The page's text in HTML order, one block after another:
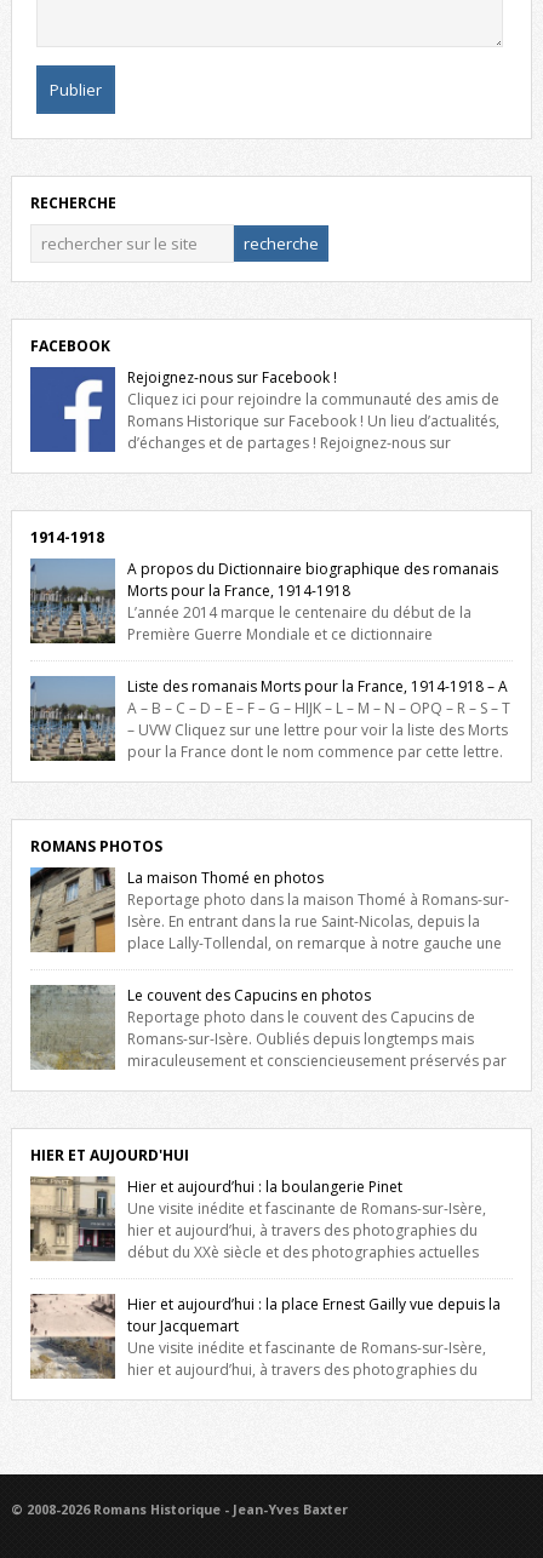
RECHERCHE
FACEBOOK
Rejoignez-nous sur Facebook !
Cliquez ici pour rejoindre la communauté des amis de
Romans Historique sur Facebook ! Un lieu d’actualités,
d’échanges et de partages ! Rejoignez-nous sur
1914-1918
A propos du Dictionnaire biographique des romanais
Morts pour la France, 1914-1918
L’année 2014 marque le centenaire du début de la
Première Guerre Mondiale et ce dictionnaire
biographique veut rendre hommage aux romanais Morts pour la
France durant ce conflit. La base de cette recherche historique est
constituée des noms gravés sur les plaques commémoratives de
l’Hôtel de Ville, du lycée du Dauphiné et du lycée Triboulet, […]
Liste des romanais Morts pour la France, 1914-1918 – A
A – B – C – D – E – F – G – HIJK – L – M – N – OPQ – R – S – T
– UVW Cliquez sur une lettre pour voir la liste des Morts
pour la France dont le nom commence par cette lettre.
ROMANS PHOTOS
La maison Thomé en photos
Reportage photo dans la maison Thomé à Romans-sur-
Isère. En entrant dans la rue Saint-Nicolas, depuis la
place Lally-Tollendal, on remarque à notre gauche une
maison construite au XVIè siècle. Les deux façades sont ornées de
fenêtres jumelles à meneaux. Entre ces deux étages, on peut voir une
niche qui contient une statue de la Vierge. […]
Le couvent des Capucins en photos
Reportage photo dans le couvent des Capucins de
Romans-sur-Isère. Oubliés depuis longtemps mais
miraculeusement et consciencieusement préservés par
l’histoire de la redécouverte de vestiges du couvent des Capucins !
Petit retour sur l’histoire […]
HIER ET AUJOURD'HUI
Hier et aujourd’hui : la boulangerie Pinet
Une visite inédite et fascinante de Romans-sur-Isère,
hier et aujourd’hui, à travers des photographies du
début du XXè siècle et des photographies actuelles
prises exactement dans le même cadre ! A l’angle de la place Jean
Jaurès et de l’avenue Victor Hugo (à côté d’Intermarché), à Romans. La
boulangerie Jules Pinet est inscrite dans le […]
Hier et aujourd’hui : la place Ernest Gailly vue depuis la
tour Jacquemart
Une visite inédite et fascinante de Romans-sur-Isère,
hier et aujourd’hui, à travers des photographies du
© 2008-2026 Romans Historique - Jean-Yves Baxter